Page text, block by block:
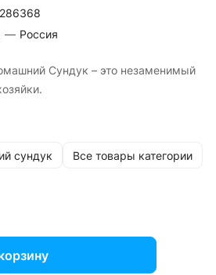
— Россия
Сундук – это незаменимый
сундук Все товары категории